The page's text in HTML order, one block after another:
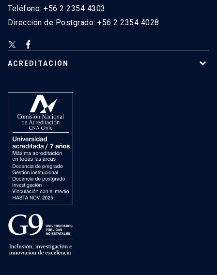
Teléfono: +56 2 2354 4303
Dirección de Postgrado: +56 2 2354 4028
ACREDITACIÓN